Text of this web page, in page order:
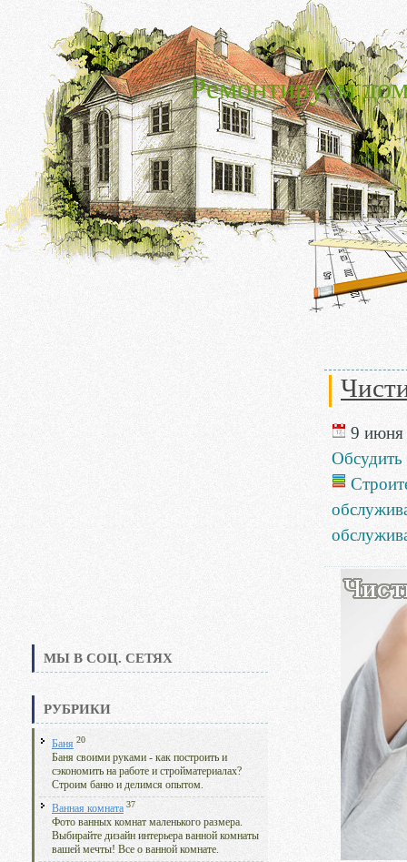
Ремонтируем
МЫ В СОЦ. СЕТЯХ
РУБРИКИ
Баня 20
Баня своими руками - как построить и
сэкономить на работе и стройматериалах?
Строим баню и делимся опытом.
Ванная комната 37
Фото ванных комнат маленького размера.
Выбирайте дизайн интерьера ванной комнаты
вашей мечты! Все о ванной комнате.
9 июня
Обсудить